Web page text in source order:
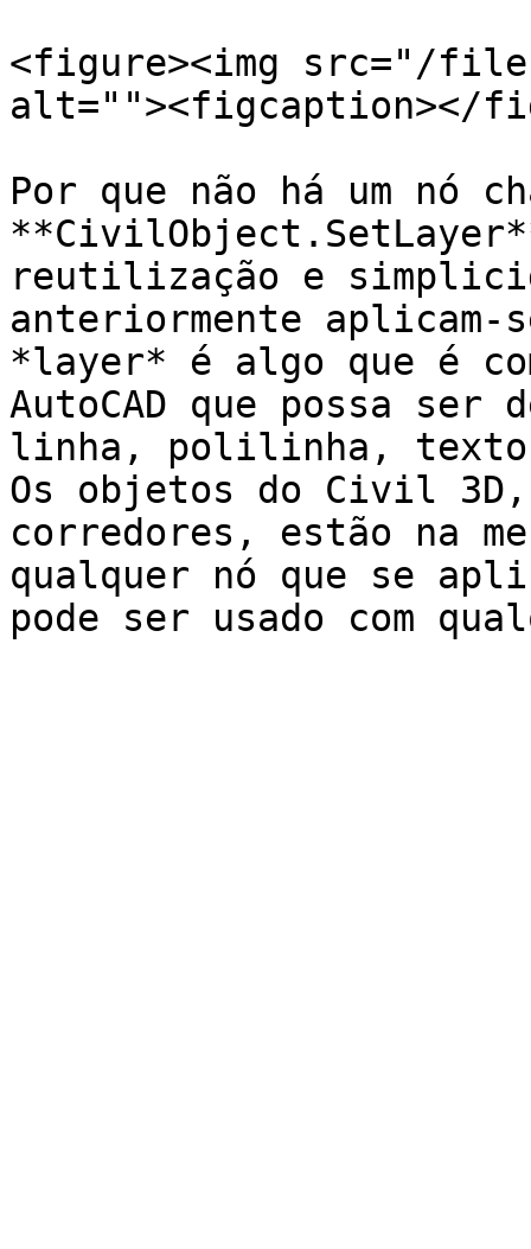
<figure><img src="/
alt=""><figcaption></
Por que não há um nó
reutilização e
anteriormente aplicam-
*layer* é algo que é
AutoCAD que possa ser
linha, polilinha,
Os objetos do Civil 3D,
corredores, estão na
qualquer nó que se